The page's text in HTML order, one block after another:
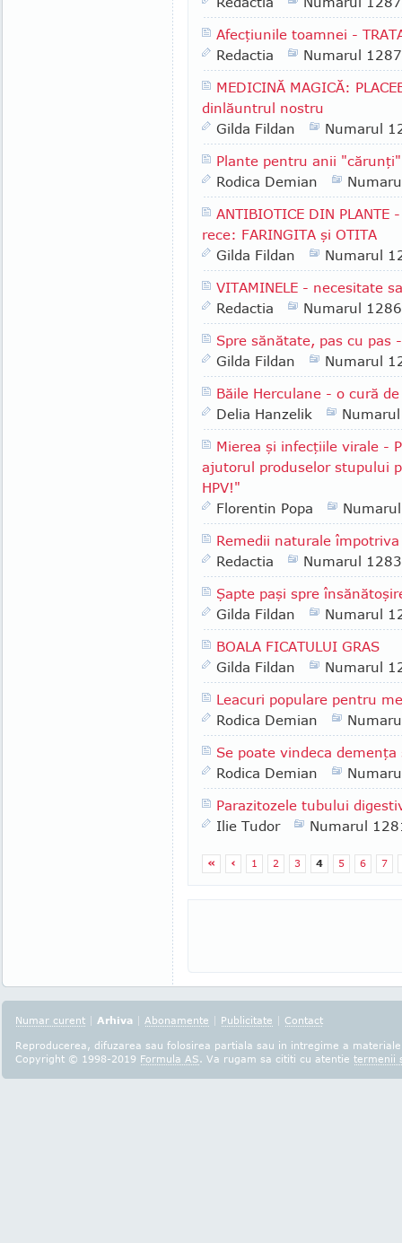
Afecţiunile toamnei -
Redactia
Numarul 1287
MEDICINĂ MAGICĂ:
dinlăuntrul nostru
Gilda Fildan
Numarul
Plante pentru anii "cărunţi"
Rodica Demian
ANTIBIOTICE DIN
rece: FARINGITA şi OTITA
Gilda Fildan
Numarul
VITAMINELE - necesitate
Redactia
Numarul 1286
Spre sănătate, pas cu
Gilda Fildan
Numarul
Băile Herculane - o cură
Delia Hanzelik
Mierea şi infecţiile virale -
ajutorul produselor stupului
HPV!"
Florentin Popa
Remedii naturale
Redactia
Numarul 1283
Şapte paşi spre
Gilda Fildan
Numarul
BOALA FICATULUI GRAS
Gilda Fildan
Numarul
Leacuri populare pentru
Rodica Demian
Se poate vindeca demenţa
Rodica Demian
Parazitozele tubului
Ilie Tudor
Numarul
« ‹ 1 2 3 4 5 6 7
Numar curent | Arhiva | Abonamente | Publicitate | Contact
Reproducerea, difuzarea sau folosirea partiala sau in intregime a
Copyright © 1998-2019 Formula AS. Va rugam sa cititi cu atentie termenii